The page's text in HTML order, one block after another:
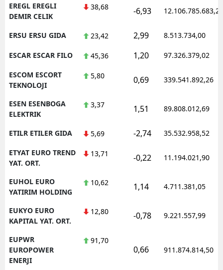
EREGL EREGLI
DEMIR CELIK
38,68 -6,93 12.106.785.683,20
ERSU ERSU GIDA 23,42 2,99 8.513.734,00
ESCAR ESCAR FILO 45,36 1,20 97.326.379,02
ESCOM ESCORT
TEKNOLOJI
5,80 0,69 339.541.892,26
ESEN ESENBOGA
ELEKTRIK
3,37 1,51 89.808.012,69
ETILR ETILER GIDA 5,69 -2,74 35.532.958,52
ETYAT EURO TREND
YAT. ORT.
13,71 -0,22 11.194.021,90
EUHOL EURO
YATIRIM HOLDING
10,62 1,14 4.711.381,05
EUKYO EURO
KAPITAL YAT. ORT.
12,80 -0,78 9.221.557,99
EUPWR
EUROPOWER
ENERJI
91,70
0,66 911.874.814,50